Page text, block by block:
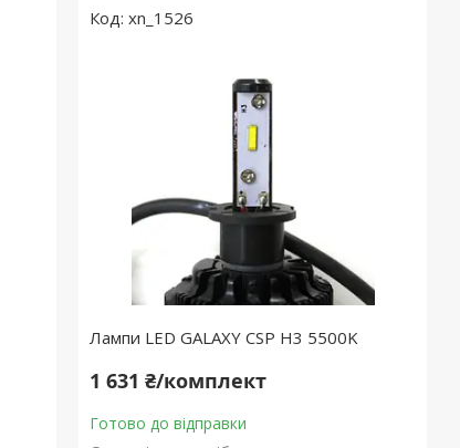
xn_1526
Лампи LED GALAXY CSP H3 5500K
1 631 ₴/комплект
Готово до відправки